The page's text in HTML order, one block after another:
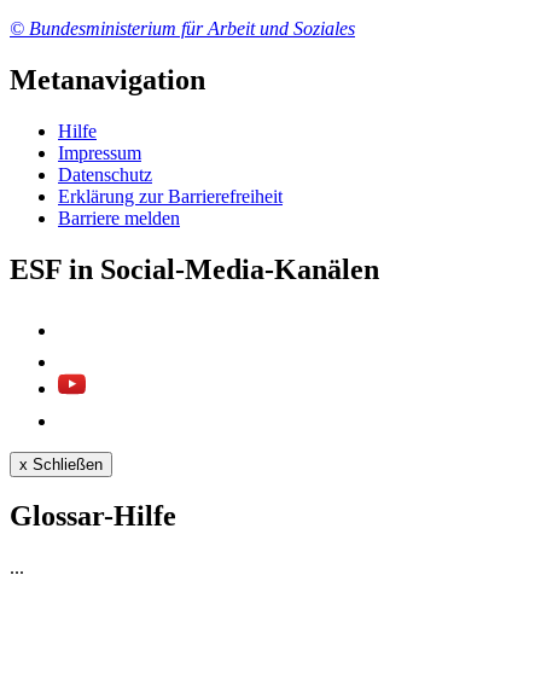
© Bundesministerium für Arbeit und Soziales
Metanavigation
Hil­fe
Im­pres­s­um
Da­ten­schutz
Er­klä­rung zur Bar­rie­re­frei­heit
Bar­rie­re mel­den
ESF in Social-Media-Kanälen
x Schließen
Glossar-Hilfe
...